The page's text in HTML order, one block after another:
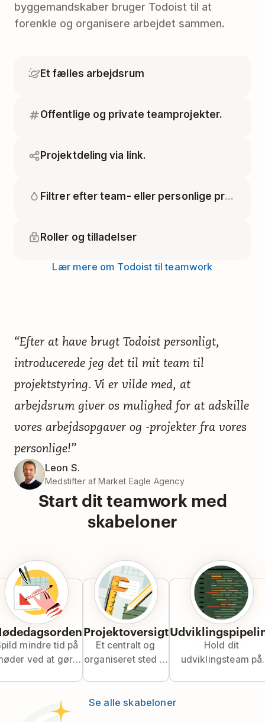
byggemandskaber bruger Todoist til at
forenkle og organisere arbejdet sammen.
Et fælles arbejdsrum
Offentlige og private teamprojekter.
Projektdeling via link.
Filtrer efter team- eller personlige projekter.
Roller og tilladelser
Lær mere om Todoist til teamwork
“Efter at have brugt Todoist personligt,
introducerede jeg det til mit team til
projektstyring. Vi er vilde med, at
arbejdsrum giver os mulighed for at adskille
vores arbejdsopgaver og -projekter fra vores
personlige!”
Leon S.
Medstifter af Market Eagle Agency
Start dit teamwork med
skabeloner
mindre tid på
ved at gøre
Projektoversigt
Et centralt og
organiseret sted til
teamprojekt.
Hold dit
udviklingsteam på
Se alle skabeloner